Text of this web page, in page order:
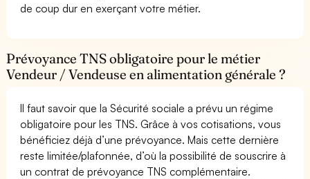
de coup dur en exerçant votre métier.
Prévoyance TNS obligatoire pour le métier
Vendeur / Vendeuse en alimentation générale ?
Il faut savoir que la Sécurité sociale a prévu un régime
obligatoire pour les TNS. Grâce à vos cotisations, vous
bénéficiez déjà d’une prévoyance. Mais cette dernière
reste limitée/plafonnée, d’où la possibilité de souscrire à
un contrat de prévoyance TNS complémentaire.